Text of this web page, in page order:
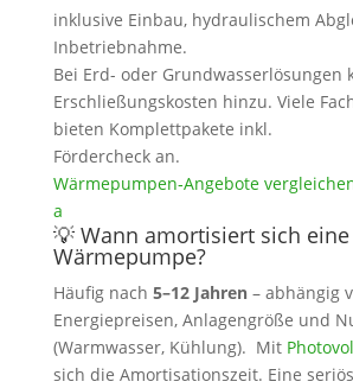
inklusive Einbau, hydraulischem
Inbetriebnahme.
Bei Erd- oder Grundwasserlösungen
Erschließungskosten hinzu. Viele
bieten Komplettpakete inkl.
Fördercheck an.
Wärmepumpen‑Angebote
a
💡 Wann amortisiert sich eine
Wärmepumpe?
Häufig nach 5–12 Jahren– abhängig
Energiepreisen, Anlagengröße und
(Warmwasser, Kühlung). Mit
sich die Amortisationszeit. Eine